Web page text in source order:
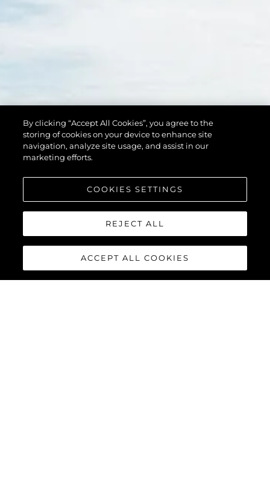
By clicking “Accept All Cookies”, you agree to the
storing of cookies on your device to enhance site
navigation, analyze site usage, and assist in our
marketing efforts.
COOKIES SETTINGS
REJECT ALL
ACCEPT ALL COOKIES